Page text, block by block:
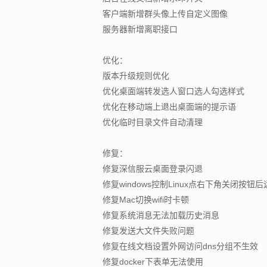
客户端新增群头像上传自定义图像
服务器新增离职接口
优化：
版本升级规则优化
优化桌面端转发选人窗口选人勾选样式
优化在移动端上退出桌面端的提示语
优化临时目录文件自动清理
修复：
修复深信服云桌面登录闪退
修复windows控制Linux点右下角关闭按钮后
修复Mac切换wifi时卡顿
修复系统消息无法加载历史消息
修复发送大文件失败问题
修复在线文档设置外网访问dns分组不生效
修复docker下表单无法使用